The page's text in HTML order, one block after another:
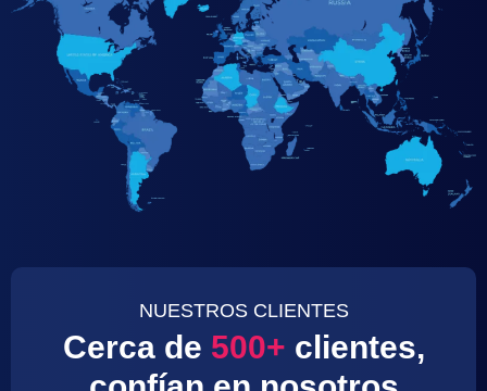
NUESTROS CLIENTES
Cerca de 500+ clientes,